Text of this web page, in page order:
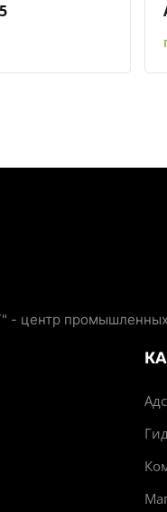
- центр промышленных